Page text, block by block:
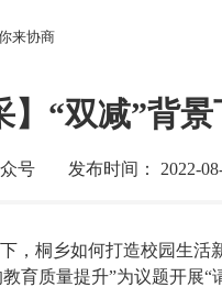
来协商
】“双减”背
号 发布时间： 2022-
，桐乡如何打造校园生
教育质量提升”为议题开